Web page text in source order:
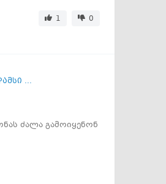
1
0
...
ძალა გამოიყენონ